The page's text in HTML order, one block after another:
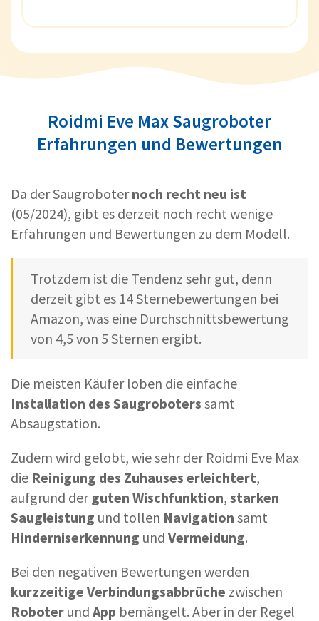
Roidmi Eve Max Saugroboter
Erfahrungen und Bewertungen
Da der Saugroboternoch recht neu ist
(05/2024), gibt es derzeit noch recht wenige
Erfahrungen und Bewertungen zu dem Modell.
Trotzdem ist die Tendenz sehr gut, denn
derzeit gibt es 14 Sternebewertungen bei
Amazon, was eine Durchschnittsbewertung
von 4,5 von 5 Sternen ergibt.
Die meisten Käufer loben die einfache
Installation des Saugroboters samt
Absaugstation.
Zudem wird gelobt, wie sehr der Roidmi Eve Max
die Reinigung des Zuhauses erleichtert,
aufgrund der guten Wischfunktion, starken
Saugleistung und tollen Navigation samt
Hinderniserkennung und Vermeidung.
Bei den negativen Bewertungen werden
kurzzeitige Verbindungsabbrüche zwischen
Roboter und App bemängelt. Aber in der Regel